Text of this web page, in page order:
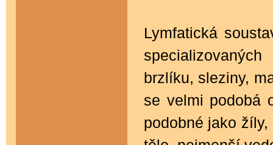
Lymfatická
specializovaných
brzlíku, sleziny,
se velmi podobá
podobné jako